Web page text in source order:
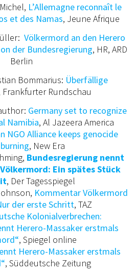
L’Allemagne reconnaît le
et des Namas, Jeune Afrique
Völkermord an den Herero
der Bundesregierung, HR, ARD
Berlin
Bommarius: Überfällige
Frankfurter Rundschau
Germany set to recognize
Namibia, Al Jazeera America
NGO Alliance keeps genocide
, New Era
Bundesregierung nennt
Ein spätes Stück
, Der Tagesspiegel
Kommentar Völkermord
der erste Schritt, TAZ
Kolonialverbrechen:
Herero-Massaker erstmals
, Spiegel online
Herero-Massaker erstmals
, Süddeutsche Zeitung